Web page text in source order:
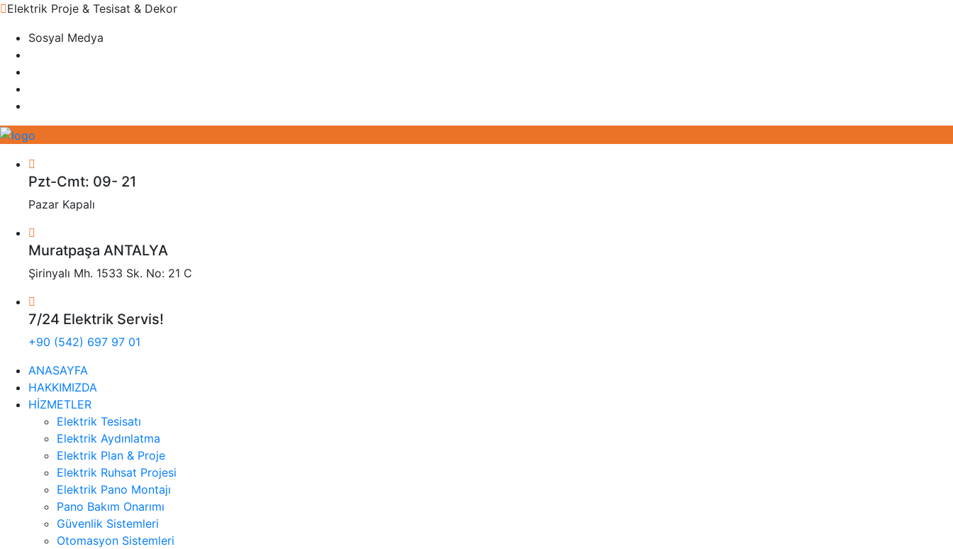
Elektrik Proje & Tesisat & Dekor
Sosyal Medya
Pzt-Cmt: 09- 21
Pazar Kapalı
Muratpaşa ANTALYA
Şirinyalı Mh. 1533 Sk. No: 21 C
7/24 Elektrik Servis!
+90 (542) 697 97 01
ANASAYFA
HAKKIMIZDA
HİZMETLER
Elektrik Tesisatı
Elektrik Aydınlatma
Elektrik Plan & Proje
Elektrik Ruhsat Projesi
Elektrik Pano Montajı
Pano Bakım Onarımı
Güvenlik Sistemleri
Otomasyon Sistemleri